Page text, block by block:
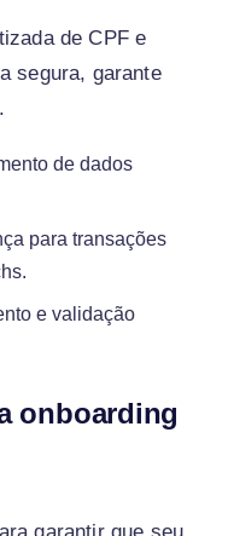
de CPF e
segura, garante
de dados
para transações
e validação
onboarding